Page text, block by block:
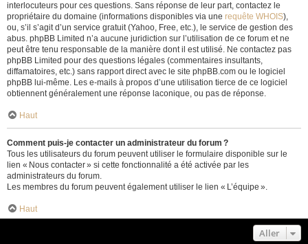
interlocuteurs pour ces questions. Sans réponse de leur part, contactez le
propriétaire du domaine (informations disponibles via une requête WHOIS),
ou, s’il s’agit d’un service gratuit (Yahoo, Free, etc.), le service de gestion des
abus. phpBB Limited n’a aucune juridiction sur l’utilisation de ce forum et ne
peut être tenu responsable de la manière dont il est utilisé. Ne contactez pas
phpBB Limited pour des questions légales (commentaires insultants,
diffamatoires, etc.) sans rapport direct avec le site phpBB.com ou le logiciel
phpBB lui-même. Les e-mails à propos d’une utilisation tierce de ce logiciel
obtiennent généralement une réponse laconique, ou pas de réponse.
Haut
Comment puis-je contacter un administrateur du forum ?
Tous les utilisateurs du forum peuvent utiliser le formulaire disponible sur le
lien « Nous contacter » si cette fonctionnalité a été activée par les
administrateurs du forum.
Les membres du forum peuvent également utiliser le lien « L’équipe ».
Haut
Aller